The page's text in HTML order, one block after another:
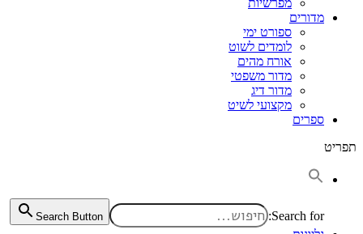
מפרשיות
מדורים
ספורט ימי
לומדים לשוט
אורח מהים
מדור משפטי
מדור דיג
מקצועי לשיט
ספרים
תפריט
Search for:
Search Button